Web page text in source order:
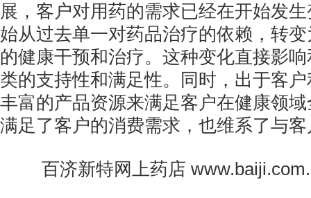
展，客户对用药的需求已经在开始发
始从过去单一对药品治疗的依赖，转
的健康干预和治疗。这种变化直接影
类的支持性和满足性。同时，出于客
丰富的产品资源来满足客户在健康领
满足了客户的消费需求，也维系了与
百济新特网上药店